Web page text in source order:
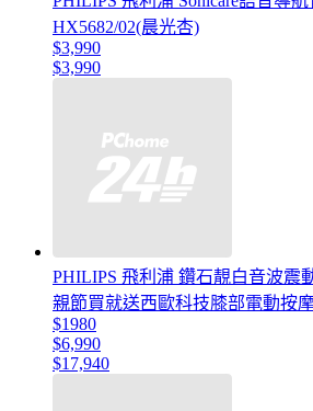
HX5682/02(晨光杏)
$3,990
$3,990
PHILIPS 飛利浦 鑽石靚白音波震
親節買就送西歐科技膝部電動按
$1980
$6,990
$17,940